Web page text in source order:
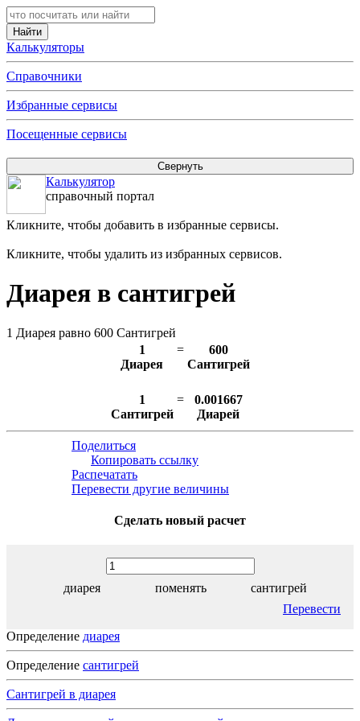
Калькуляторы
Справочники
Избранные сервисы
Посещенные сервисы
Калькулятор
справочный портал
Кликните, чтобы добавить в избранные сервисы.
Кликните, чтобы удалить из избранных сервисов.
Диарея в сантигрей
1 Диарея равно 600 Сантигрей
1
Диарея
=
600
Сантигрей
1
Сантигрей
=
0.001667
Диарей
Поделиться
Копировать ссылку
Распечатать
Перевести другие величины
Сделать новый расчет
диарея поменять
сантигрей
Перевести
Определение диарея
Определение сантигрей
Сантигрей в диарея